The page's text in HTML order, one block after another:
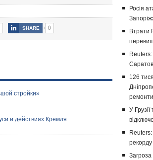
SHARE 0
стройки»
и действиях Кремля
Росія
Втрати
126
ремонти
У
Загроза